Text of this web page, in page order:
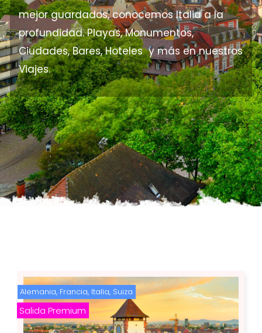
mejor guardados, conocemos Italia a la
profundidad. Playas, Monumentos,
Ciudades, Bares, Hoteles y más en nuestros
Viajes.
Alemania, Francia, Italia, Suiza
Salida Premium